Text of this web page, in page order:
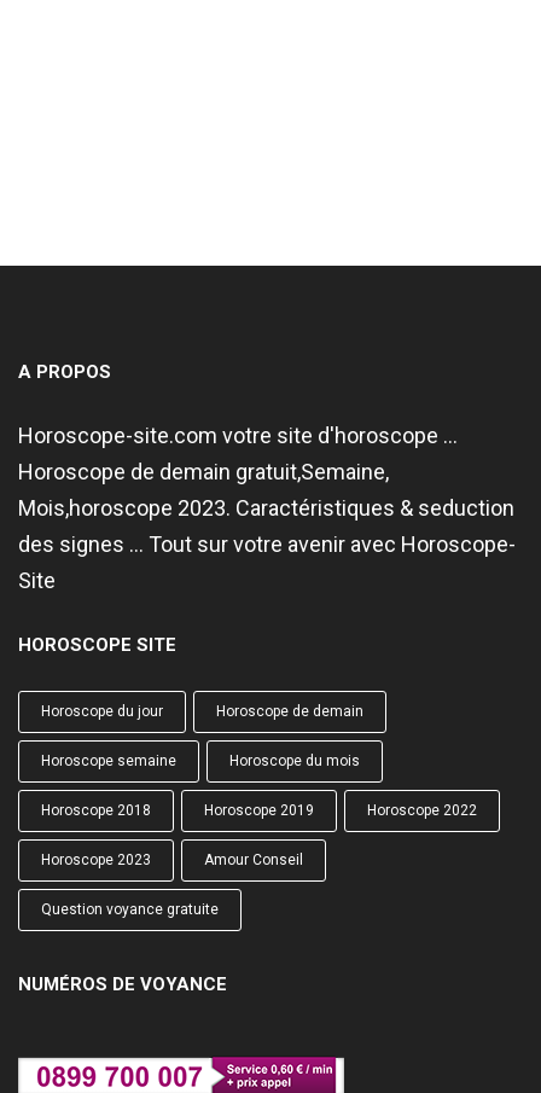
A PROPOS
Horoscope-site.com votre site d'horoscope ...
Horoscope de demain gratuit,Semaine,
Mois,horoscope 2023. Caractéristiques & seduction
des signes ... Tout sur votre avenir avec Horoscope-
Site
HOROSCOPE SITE
Horoscope du jour Horoscope de demain
Horoscope semaine Horoscope du mois
Horoscope 2018 Horoscope 2019 Horoscope 2022
Horoscope 2023 Amour Conseil
Question voyance gratuite
NUMÉROS DE VOYANCE